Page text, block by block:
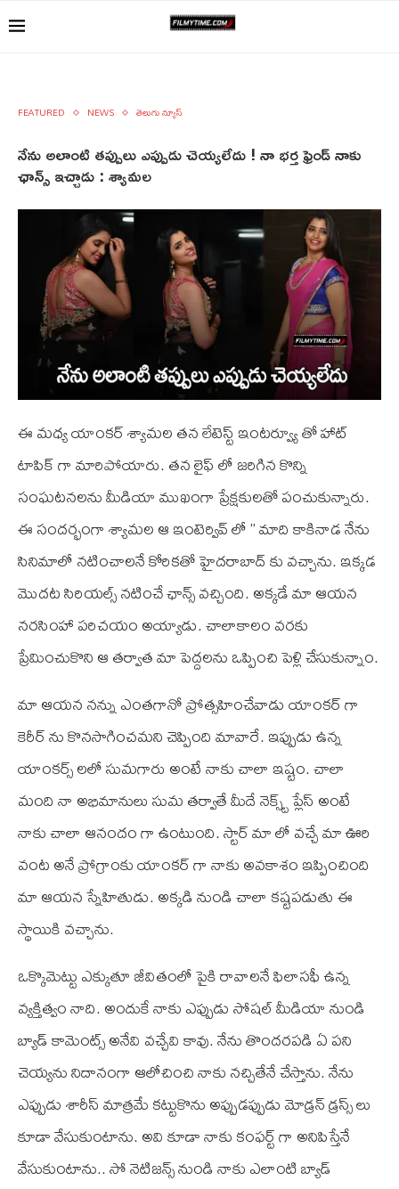
FEATURED NEWS తెలుగు న్యూస్
నేను అలాంటి తప్పులు ఎప్పుడు చెయ్యలేదు ! నా భర్త ఫ్రెండ్ నాకు
ఛాన్స్ ఇచ్చాడు : శ్యామల
ఈ మధ్య యాంకర్ శ్యామల తన లేటెస్ట్ ఇంటర్వ్యూ తో హాట్
టాపిక్ గా మారిపోయారు. తన లైఫ్ లో జరిగిన కొన్ని
సంఘటనలను మీడియా ముఖంగా ప్రేక్షకులతో పంచుకున్నారు.
ఈ సందర్భంగా శ్యామల ఆ ఇంటెర్వివ్ లో ” మాది కాకినాడ నేను
సినిమాలో నటించాలనే కోరికతో హైదరాబాద్ కు వచ్చాను. ఇక్కడ
మొదట సిరియల్స్ నటించే ఛాన్స్ వచ్చింది. అక్కడే మా ఆయన
నరసింహా పరిచయం అయ్యాడు. చాలాకాలం వరకు
ప్రేమించుకొని ఆ తర్వాత మా పెద్దలను ఒప్పించి పెళ్లి చేసుకున్నాం.
మా ఆయన నన్ను ఎంతగానో ప్రోత్సహించేవాడు యాంకర్ గా
కెరీర్ ను కొనసాగించమని చెప్పింది మావారే. ఇప్పుడు ఉన్న
యాంకర్స్ లలో సుమగారు అంటే నాకు చాలా ఇష్టం. చాలా
మంది నా అభిమానులు సుమ తర్వాతే మీదే నెక్స్ట్ ప్లేస్ అంటే
నాకు చాలా ఆనందం గా ఉంటుంది. స్టార్ మా లో వచ్చే మా ఊరి
వంట అనే ప్రోగ్రాంకు యాంకర్ గా నాకు అవకాశం ఇప్పించింది
మా ఆయన స్నేహితుడు. అక్కడి నుండి చాలా కష్టపడుతు ఈ
స్థాయికి వచ్చాను.
ఒక్కొమెట్టు ఎక్కుతూ జీవితంలో పైకి రావాలనే ఫిలాసఫీ ఉన్న
వ్యక్తిత్వం నాది. అందుకే నాకు ఎప్పుడు సోషల్ మీడియా నుండి
బ్యాడ్ కామెంట్స్ అనేవి వచ్చేవి కావు. నేను తొందరపడి ఏ పని
చెయ్యను నిదానంగా ఆలోచించి నాకు నచ్చితేనే చేస్తాను. నేను
ఎప్పుడు శారీస్ మాత్రమే కట్టుకొను అప్పుడప్పుడు మోడ్రన్ డ్రస్స్ లు
కూడా వేసుకుంటాను. అవి కూడా నాకు కంఫర్ట్ గా అనిపిస్తేనే
వేసుకుంటాను.. సో నెటిజన్స్ నుండి నాకు ఎలాంటి బ్యాడ్